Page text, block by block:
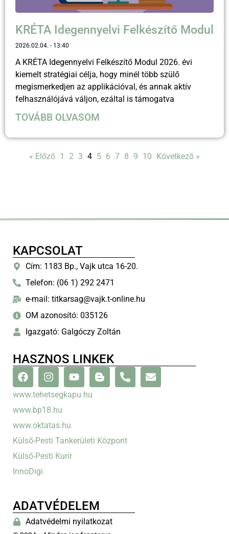
KRÉTA Idegennyelvi Felkészítő Modul
2026.02.04. 13:40
A KRÉTA Idegennyelvi Felkészítő Modul 2026. évi
kiemelt stratégiai célja, hogy minél több szülő
megismerkedjen az applikációval, és annak aktív
felhasználójává váljon, ezáltal is támogatva
TOVÁBB OLVASOM
« Előző 1 2 3 4 5 6 7 8 9 10 Következő »
KAPCSOLAT
Cím: 1183 Bp., Vajk utca 16-20.
Telefon: (06 1) 292 2471
e-mail: titkarsag@vajk.t-online.hu
OM azonosító: 035126
Igazgató: Galgóczy Zoltán
HASZNOS LINKEK
www.tehetsegkapu.hu
www.bp18.hu
www.oktatas.hu
Külső-Pesti Tankerületi Központ
Külső-Pesti Kurír
InnoDigi
ADATVÉDELEM
Adatvédelmi nyilatkozat